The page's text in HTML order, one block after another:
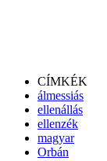
CÍMKÉK
álmessiás
ellenállás
ellenzék
magyar
Orbán